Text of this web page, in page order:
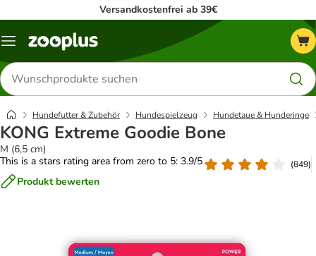
Versandkostenfrei ab 39€
Menü
Produkte
suchen
Hundefutter & Zubehör Hundespielzeug Hundetaue & Hunderinge
KONG Extreme Goodie Bone
M (6,5 cm)
This is a stars rating area from zero to 5: 3.9/5
(849)
Produkt bewerten